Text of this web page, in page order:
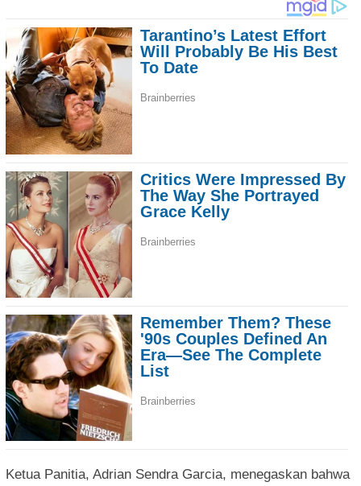
Ketua Panitia, Adrian Sendra Garcia, menegaskan bahwa